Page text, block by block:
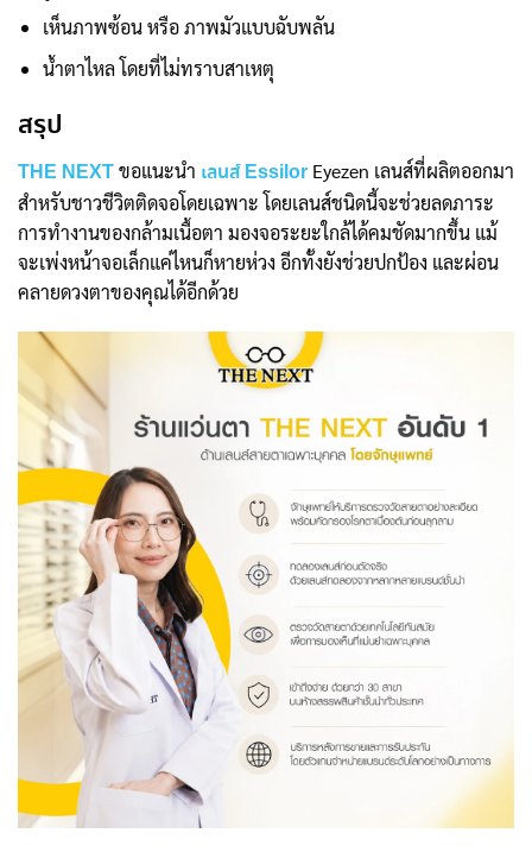
เห็นภาพซ้อน หรือ ภาพมัวแบบฉับพลัน
น้ำตาไหล โดยที่ไม่ทราบสาเหตุ
สรุป
THE NEXTขอแนะนำ เลนส์ Essilor Eyezen เลนส์ที่ผลิตออกมา
สำหรับชาวชีวิตติดจอโดยเฉพาะ โดยเลนส์ชนิดนี้จะช่วยลดภาระ
การทำงานของกล้ามเนื้อตา มองจอระยะใกล้ได้คมชัดมากขึ้น แม้
จะเพ่งหน้าจอเล็กแค่ไหนก็หายห่วง อีกทั้งยังช่วยปกป้อง และผ่อน
คลายดวงตาของคุณได้อีกด้วย